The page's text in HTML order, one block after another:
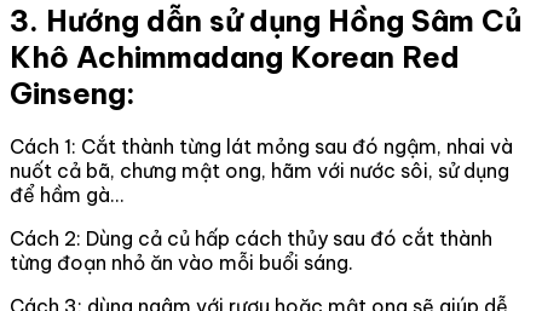
3. Hướng dẫn sử dụng Hồng Sâm Củ
Khô Achimmadang Korean Red
Ginseng:
Cách 1: Cắt thành từng lát mỏng sau đó ngậm, nhai và
nuốt cả bã, chưng mật ong, hãm với nước sôi, sử dụng
để hầm gà…
Cách 2: Dùng cả củ hấp cách thủy sau đó cắt thành
từng đoạn nhỏ ăn vào mỗi buổi sáng.